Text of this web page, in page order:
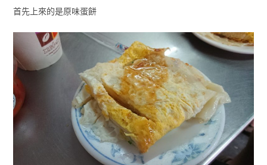
首先上來的是原味蛋餅